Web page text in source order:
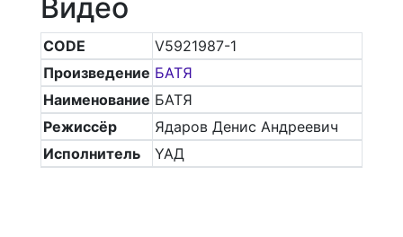
Видео
CODE
V5921987-1
Произведение БАТЯ
Наименование БАТЯ
Режиссёр
Ядаров Денис Андреевич
Исполнитель
YAД